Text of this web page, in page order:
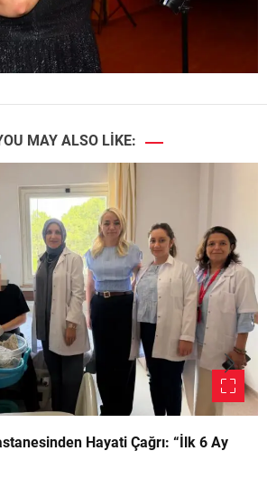
MAY ALSO LIKE:
Hayati Çağrı: “İlk 6 Ay